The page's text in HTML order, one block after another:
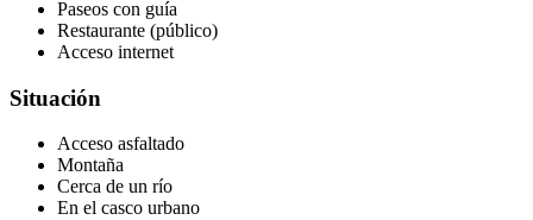
Paseos con guía
Restaurante (público)
Acceso internet
Situación
Acceso asfaltado
Montaña
Cerca de un río
En el casco urbano